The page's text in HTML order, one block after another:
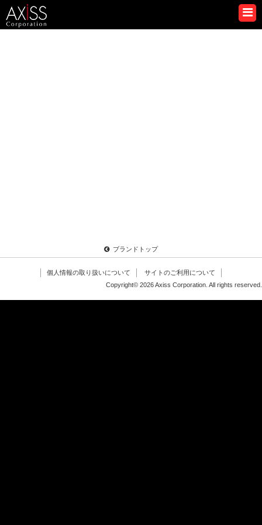
ブランドトップ
個人情報の取り扱いについて
サイトのご利用について
Copyright© 2026 Axiss Corporation. All rights reserved.